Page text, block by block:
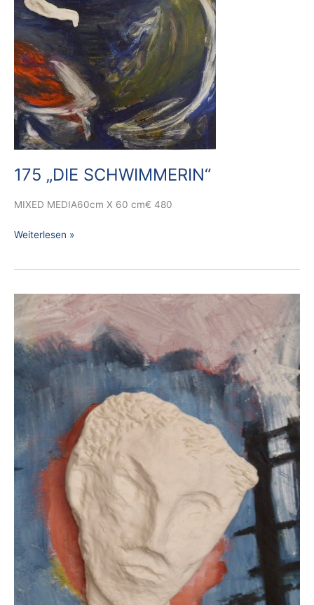
175 „DIE SCHWIMMERIN“
MIXED MEDIA60cm X 60 cm€ 480
Weiterlesen »
174
A
CLOSE
UP
„ANDERE
DIMENSION